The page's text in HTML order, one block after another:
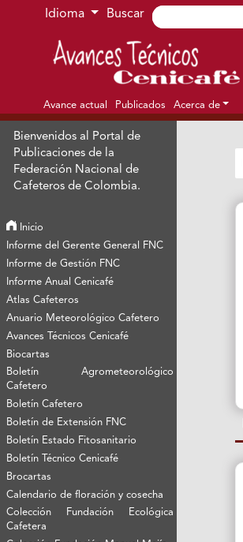
Ir al menú de navegación principal
Ir al contenido principal
Ir al pie de página del sitio
Idioma Buscar
Avance actual Publicados Acerca de
Bienvenidos al Portal de
Publicaciones de la
Federación Nacional de
Cafeteros de Colombia.
Inicio
Informe del Gerente General FNC
Informe de Gestión FNC
Informe Anual Cenicafé
Atlas Cafeteros
Anuario Meteorológico Cafetero
Avances Técnicos Cenicafé
Biocartas
Boletín Agrometeorológico
Cafetero
Boletín Cafetero
Boletín de Extensión FNC
Boletín Estado Fitosanitario
Boletín Técnico Cenicafé
Brocartas
Calendario de floración y cosecha
Colección Fundación Ecológica
Cafetera